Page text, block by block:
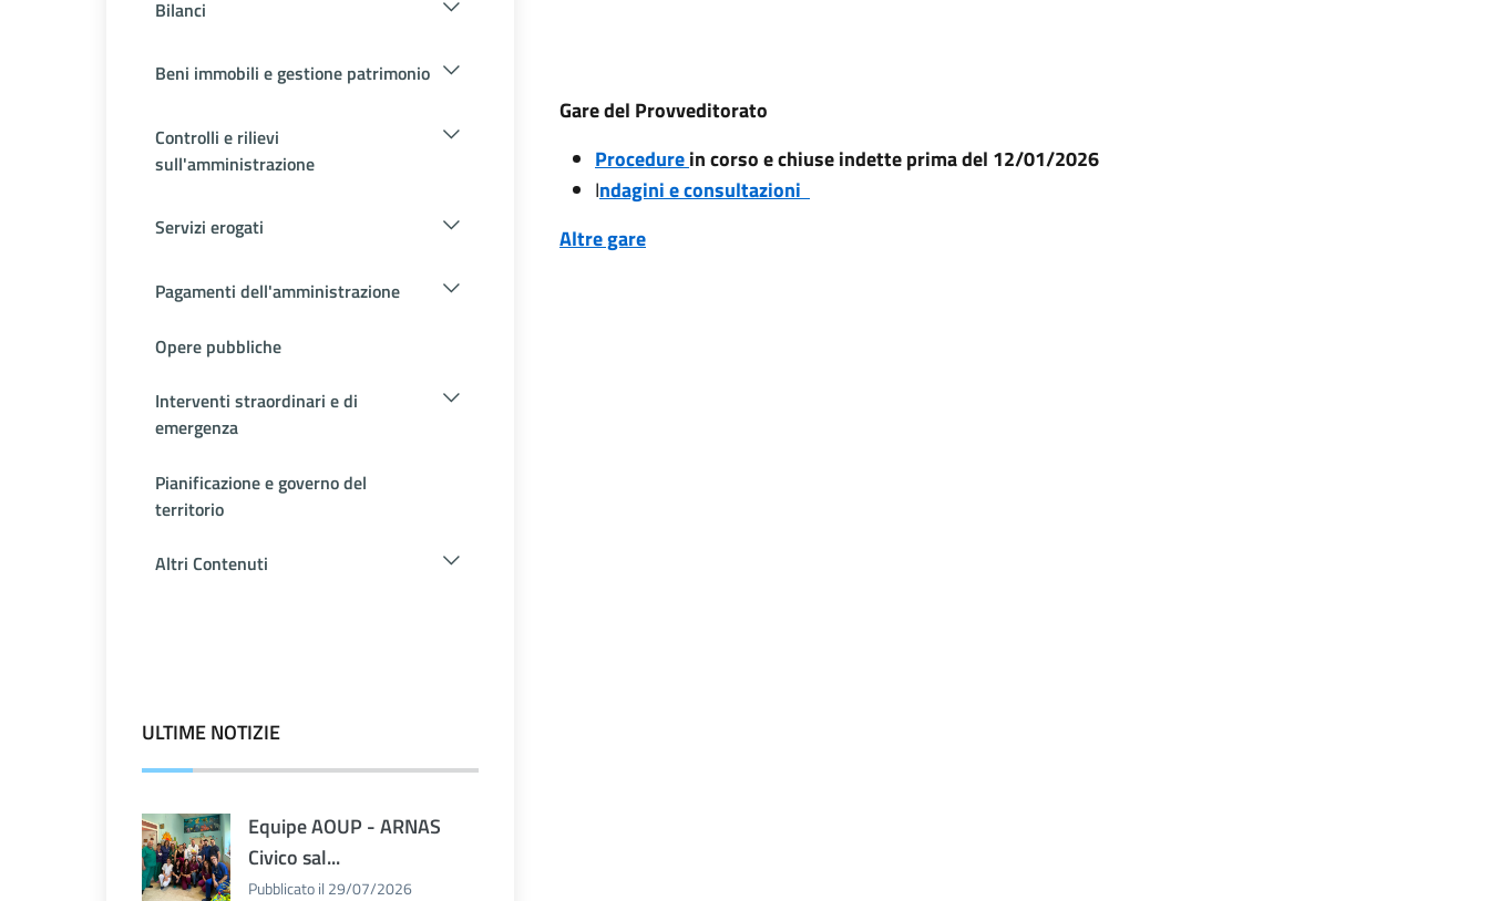
Bilanci
Beni immobili e gestione patrimonio
Controlli e rilievi
sull'amministrazione
Servizi erogati
Pagamenti dell'amministrazione
Opere pubbliche
Interventi straordinari e di
emergenza
Pianificazione e governo del
territorio
Altri Contenuti
ULTIME NOTIZIE
Equipe AOUP - ARNAS
Civico sal...
Pubblicato il 29/07/2026
Gare del Provveditorato
Procedurein corso e chiuse indette prima del 12/01/2026
Indagini e consultazioni
Altre gare